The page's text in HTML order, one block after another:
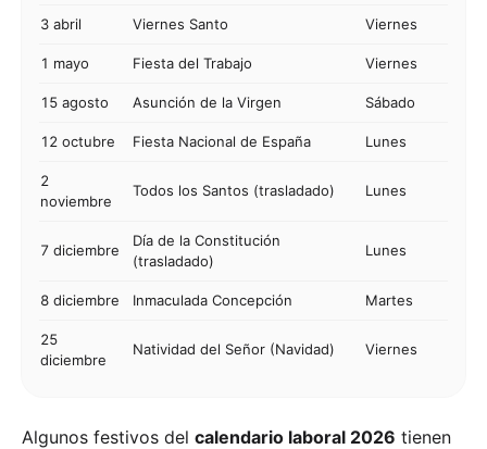
3 abril Viernes Santo Viernes
1 mayo Fiesta del Trabajo Viernes
15 agosto Asunción de la Virgen Sábado
12 octubre Fiesta Nacional de España Lunes
2
noviembre
Todos los Santos (trasladado) Lunes
7 diciembre
Día de la Constitución
(trasladado)
Lunes
8 diciembre Inmaculada Concepción Martes
25
diciembre
Natividad del Señor (Navidad) Viernes
Algunos festivos del calendario laboral 2026 tienen